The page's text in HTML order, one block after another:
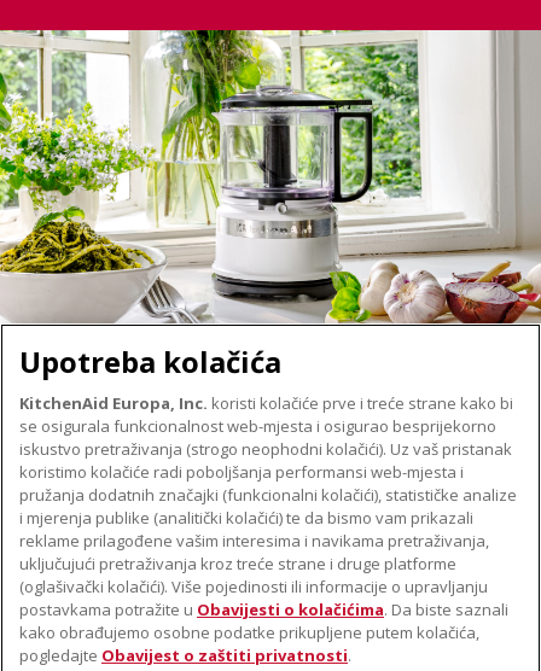
O TVRTKI KITCHENAID
Robna marka
Povijest
ODR
PODRŠKA
Pronađi trgovinu
Jamstvo i dokumenti
PRATITE NAS
Upotreba kolačića
KitchenAid Europa, Inc. koristi kolačiće prve i treće strane kako bi
se osigurala funkcionalnost web-mjesta i osigurao besprijekorno
iskustvo pretraživanja (strogo neophodni kolačići). Uz vaš pristanak
koristimo kolačiće radi poboljšanja performansi web-mjesta i
pružanja dodatnih značajki (funkcionalni kolačići), statističke analize
i mjerenja publike (analitički kolačići) te da bismo vam prikazali
reklame prilagođene vašim interesima i navikama pretraživanja,
uključujući pretraživanja kroz treće strane i druge platforme
(oglašivački kolačići). Više pojedinosti ili informacije o upravljanju
postavkama potražite u Obavijesti o kolačićima. Da biste saznali
kako obrađujemo osobne podatke prikupljene putem kolačića,
pogledajte Obavijest o zaštiti privatnosti.